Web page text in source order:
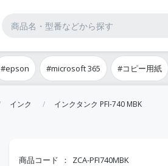
#epson #microsoft 365 #コピー用紙
インク インクタンク PFI-740 MBK
商品コード ZCA-PFI740MBK